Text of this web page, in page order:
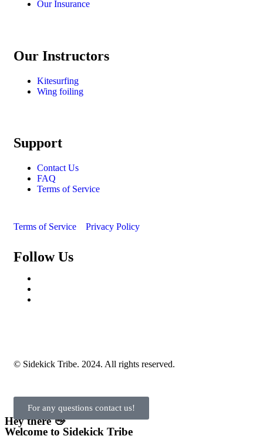
Our Insurance
Our Instructors
Kitesurfing
Wing foiling
Support
Contact Us
FAQ
Terms of Service
Terms of Service Privacy Policy
Follow Us
© Sidekick Tribe. 2024. All rights reserved.
For any questions contact us!
Hey there 👋
Welcome to Sidekick Tribe